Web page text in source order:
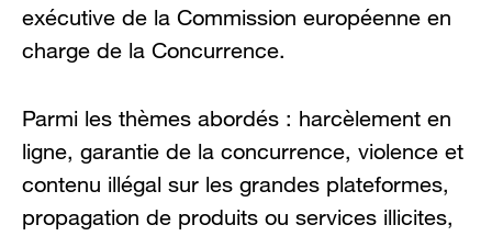
exécutive de la Commission européenne en
charge de la Concurrence.
Parmi les thèmes abordés : harcèlement en
ligne, garantie de la concurrence, violence et
contenu illégal sur les grandes plateformes,
propagation de produits ou services illicites,